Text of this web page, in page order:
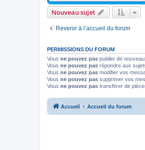
Nouveau sujet
Revenir à l’accueil du forum
PERMISSIONS DU FORUM
Vous ne pouvez pas publier de
Vous ne pouvez pas répondre aux
Vous ne pouvez pas modifier vos
Vous ne pouvez pas supprimer vos
Vous ne pouvez pas transférer de
Accueil Accueil du forum